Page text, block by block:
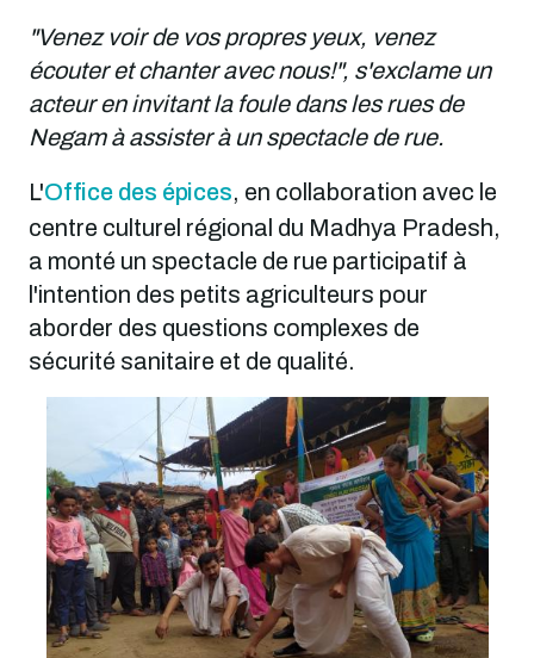
"Venez voir de vos propres yeux, venez
écouter et chanter avec nous!", s'exclame un
acteur en invitant la foule dans les rues de
Negam à assister à un spectacle de rue.
L'Office des épices, en collaboration avec le
centre culturel régional du Madhya Pradesh,
a monté un spectacle de rue participatif à
l'intention des petits agriculteurs pour
aborder des questions complexes de
sécurité sanitaire et de qualité.